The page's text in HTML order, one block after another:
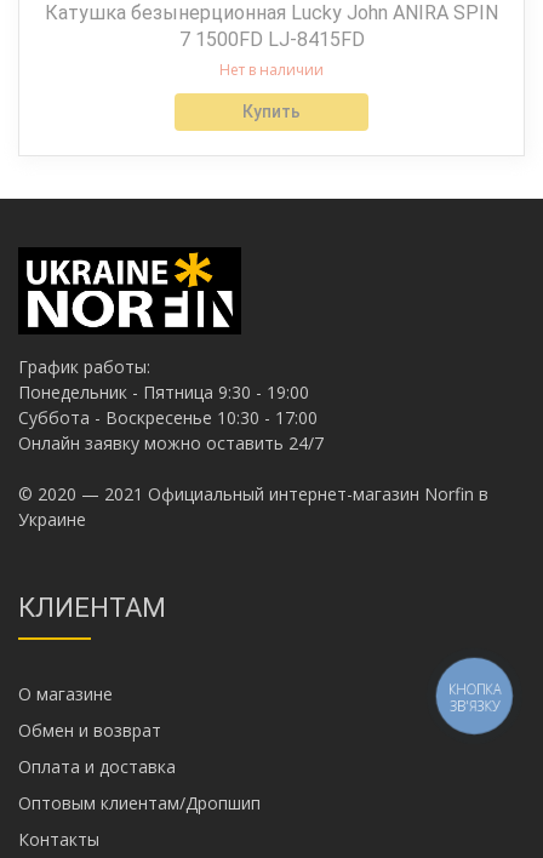
Катушка безынерционная Lucky John ANIRA SPIN
7 1500FD LJ-8415FD
Нет в наличии
Купить
График работы:
Понедельник - Пятница 9:30 - 19:00
Суббота - Воскресенье 10:30 - 17:00
Онлайн заявку можно оставить 24/7
© 2020 — 2021 Официальный интернет-магазин Norfin в
Украине
КЛИЕНТАМ
О магазине
Обмен и возврат
Оплата и доставка
Оптовым клиентам/Дропшип
Контакты
КНОПКА
ЗВ'ЯЗКУ